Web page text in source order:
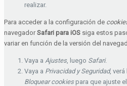
realizar.
Para acceder a la configuración de
navegador Safari para iOS siga estos
variar en función de la versión del
Vaya a Ajustes, luego Safari.
Vaya a Privacidad y Seguridad,
Bloquear cookiespara que ajuste